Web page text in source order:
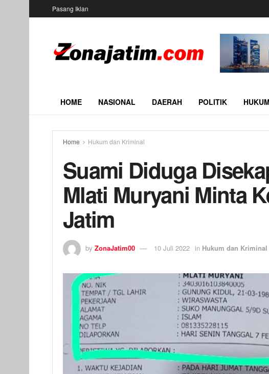
Pasang Iklan
HOME NASIONAL DAERAH POLITIK
Home Hukum dan Kriminal
Suami Diduga
Mlati Muryani Minta
Jatim
by ZonaJatim00 10 Juli 2022 in Hukum dan Kriminal